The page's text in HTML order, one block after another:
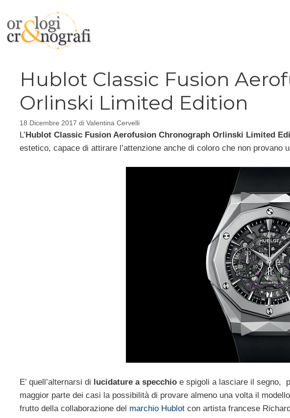
contenuto
Hublot Classic Fusion
Orlinski Limited Edition
18 Dicembre 2017 di Valentina Cervelli
L’Hublot Classic Fusion Aerofusion Chronograph Orlinski Limited
estetico, capace di attirare l’attenzione anche di coloro che non provano
E’ quell’alternarsi di lucidature a specchio e spigoli a lasciare il segno,
maggior parte dei casi la possibilità di provare almeno una volta il
frutto della collaborazione del marchio Hublot con artista francese